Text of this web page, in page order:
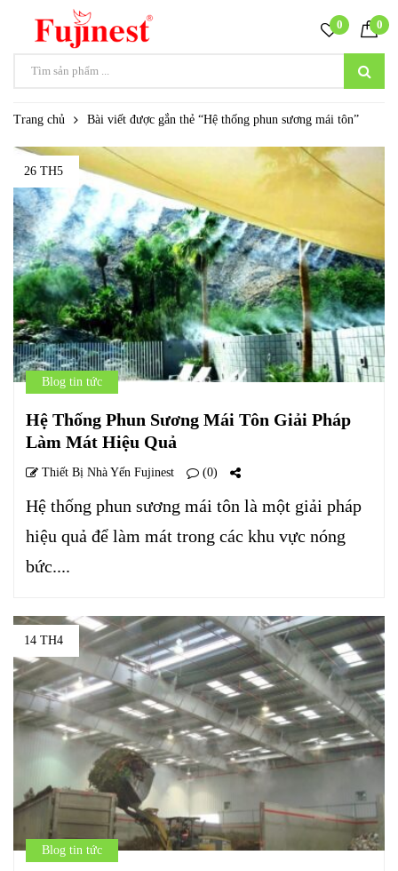
0 0
Trang chủ Bài viết được gắn thẻ “Hệ thống phun sương mái tôn”
26 TH5
Blog tin tức
Hệ Thống Phun Sương Mái Tôn Giải Pháp
Làm Mát Hiệu Quả
Thiết Bị Nhà Yến Fujinest (0)
Hệ thống phun sương mái tôn là một giải pháp
hiệu quả để làm mát trong các khu vực nóng
bức....
14 TH4
Blog tin tức